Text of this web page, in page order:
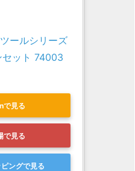
ールシリーズ
ット 74003
で見る
で見る
ングで見る